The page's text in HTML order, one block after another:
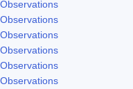
Observations
Observations
Observations
Observations
Observations
Observations